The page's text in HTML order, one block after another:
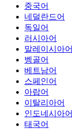
중국어
네덜란드어
독일어
러시아어
말레이시아어
벵골어
베트남어
스페인어
아랍어
이탈리아어
인도네시아어
태국어